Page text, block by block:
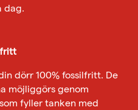
dag.
dörr 100% fossilfritt. De
möjliggörs genom
fyller tanken med